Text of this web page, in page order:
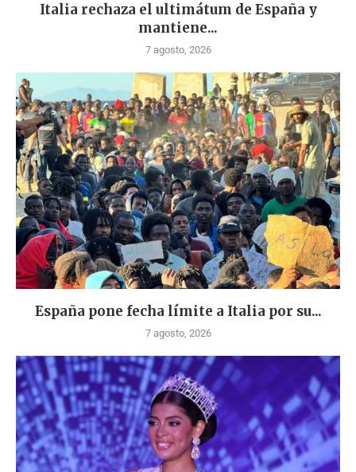
Italia rechaza el ultimátum de España y
mantiene...
7 agosto, 2026
España pone fecha límite a Italia por su...
7 agosto, 2026